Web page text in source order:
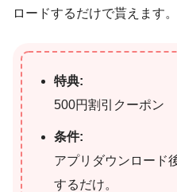
ロードするだけで貰えます。
特典:
500円割引クーポン
条件:
アプリダウンロード
するだけ。